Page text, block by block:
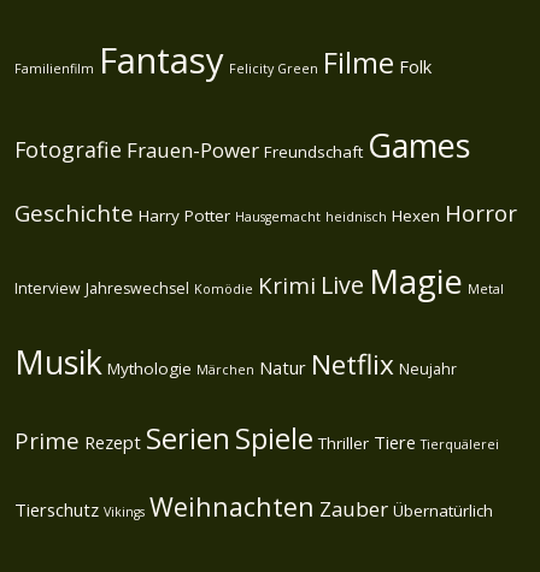
Familienfilm Fantasy Felicity Green Filme Folk
Fotografie Frauen-Power Freundschaft Games
Geschichte Harry Potter Hausgemacht heidnisch Hexen Horror
Interview Jahreswechsel Komödie Krimi Live Magie Metal
Musik Mythologie Märchen Natur Netflix Neujahr
Prime Rezept Serien Spiele Thriller Tiere Tierquälerei
Tierschutz Vikings Weihnachten Zauber Übernatürlich